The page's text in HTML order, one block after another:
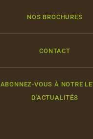
NOS BROCHURES
CONTACT
ABONNEZ-VOUS À NOTRE
D'ACTUALITÉS